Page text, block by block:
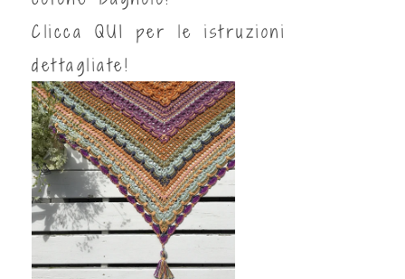
Clicca QUI
per le istruzioni
dettagliate!